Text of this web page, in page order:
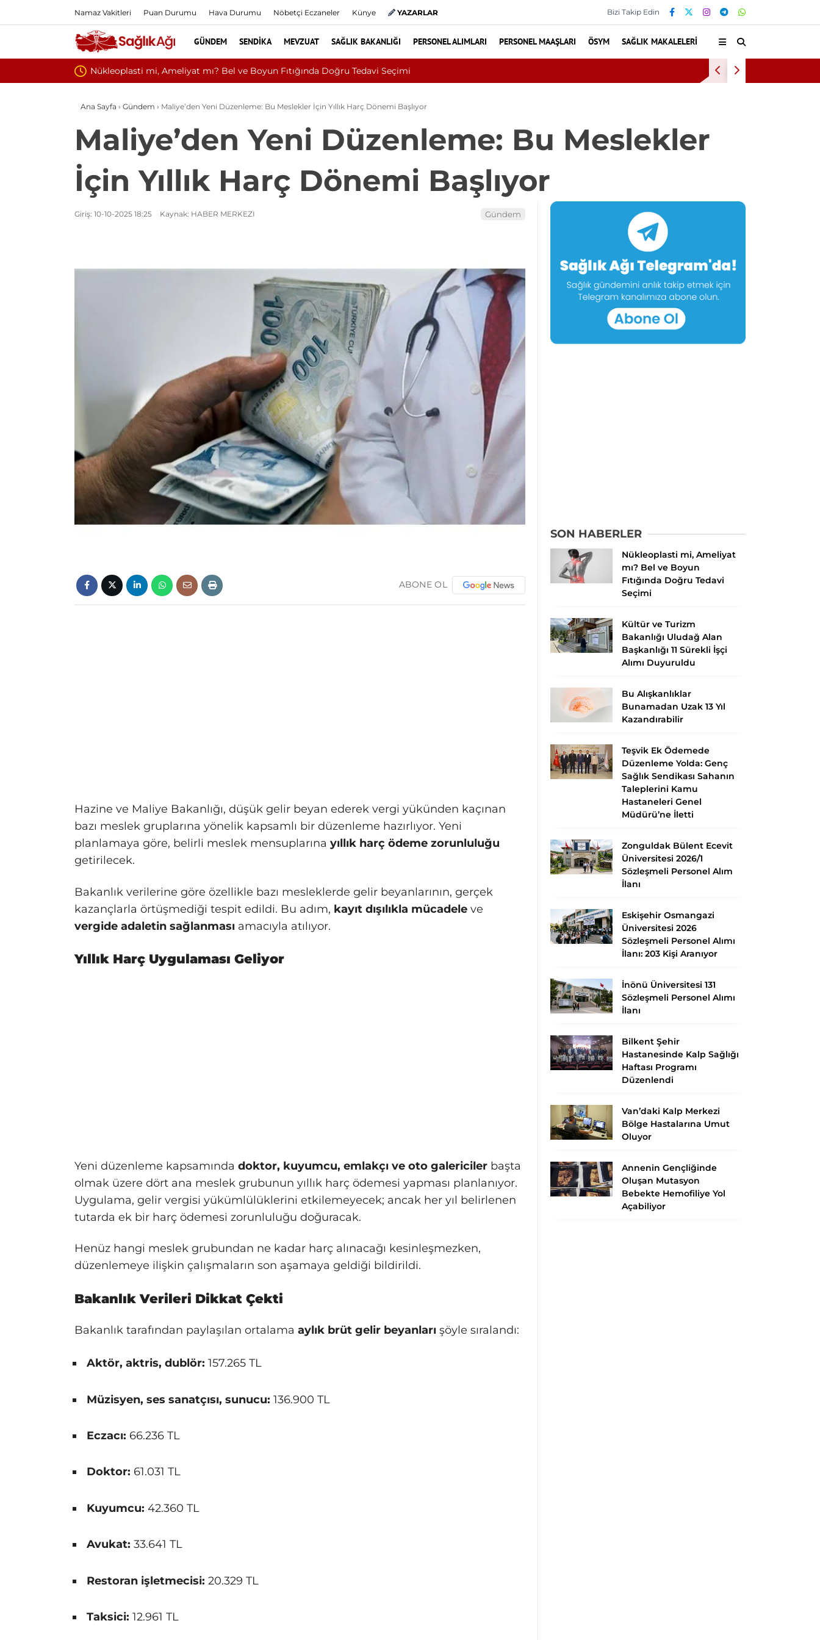
Namaz Vakitleri Puan Durumu Hava Durumu Nöbetçi Eczaneler Künye YAZARLAR Bizi Takip Edin
GÜNDEM SENDIKA MEVZUAT SAĞLIK BAKANLIĞI PERSONEL ALIMLARI PERSONEL MAAŞLARI ÖSYM SAĞLIK MAKALELERI
Kültür ve Turizm Bakanlığı Uludağ Alan Başkanlığı 11 Sürekli İşçi Alımı Duyuruldu
Ana Sayfa › Gündem › Maliye’den Yeni Düzenleme: Bu Meslekler İçin Yıllık Harç Dönemi Başlıyor
Maliye’den Yeni Düzenleme: Bu Meslekler
İçin Yıllık Harç Dönemi Başlıyor
Giriş: 10-10-2025 18:25 Kaynak: HABER MERKEZI Gündem
ABONE OL
Hazine ve Maliye Bakanlığı, düşük gelir beyan ederek vergi yükünden kaçınan
bazı meslek gruplarına yönelik kapsamlı bir düzenleme hazırlıyor. Yeni
planlamaya göre, belirli meslek mensuplarına yıllık harç ödeme zorunluluğu
getirilecek.
Bakanlık verilerine göre özellikle bazı mesleklerde gelir beyanlarının, gerçek
kazançlarla örtüşmediği tespit edildi. Bu adım, kayıt dışılıkla mücadele ve
vergide adaletin sağlanması amacıyla atılıyor.
Yıllık Harç Uygulaması Geliyor
Yeni düzenleme kapsamında doktor, kuyumcu, emlakçı ve oto galericiler başta
olmak üzere dört ana meslek grubunun yıllık harç ödemesi yapması planlanıyor.
Uygulama, gelir vergisi yükümlülüklerini etkilemeyecek; ancak her yıl belirlenen
tutarda ek bir harç ödemesi zorunluluğu doğuracak.
Henüz hangi meslek grubundan ne kadar harç alınacağı kesinleşmezken,
düzenlemeye ilişkin çalışmaların son aşamaya geldiği bildirildi.
Bakanlık Verileri Dikkat Çekti
Bakanlık tarafından paylaşılan ortalama aylık brüt gelir beyanları şöyle sıralandı:
Aktör, aktris, dublör: 157.265 TL
Müzisyen, ses sanatçısı, sunucu: 136.900 TL
Eczacı: 66.236 TL
Doktor: 61.031 TL
Kuyumcu: 42.360 TL
Avukat: 33.641 TL
Restoran işletmecisi: 20.329 TL
Taksici: 12.961 TL
SON HABERLER
Nükleoplasti mi, Ameliyat
mı? Bel ve Boyun
Fıtığında Doğru Tedavi
Seçimi
Kültür ve Turizm
Bakanlığı Uludağ Alan
Başkanlığı 11 Sürekli İşçi
Alımı Duyuruldu
Bu Alışkanlıklar
Bunamadan Uzak 13 Yıl
Kazandırabilir
Teşvik Ek Ödemede
Düzenleme Yolda: Genç
Sağlık Sendikası Sahanın
Taleplerini Kamu
Hastaneleri Genel
Müdürü’ne İletti
Zonguldak Bülent Ecevit
Üniversitesi 2026/1
Sözleşmeli Personel Alım
İlanı
Eskişehir Osmangazi
Üniversitesi 2026
Sözleşmeli Personel Alımı
İlanı: 203 Kişi Aranıyor
İnönü Üniversitesi 131
Sözleşmeli Personel Alımı
İlanı
Bilkent Şehir
Hastanesinde Kalp Sağlığı
Haftası Programı
Düzenlendi
Van’daki Kalp Merkezi
Bölge Hastalarına Umut
Oluyor
Annenin Gençliğinde
Oluşan Mutasyon
Bebekte Hemofiliye Yol
Açabiliyor